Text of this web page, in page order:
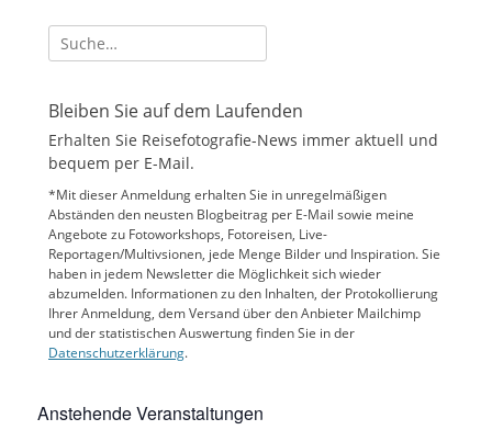
Suche
nach:
Bleiben Sie auf dem Laufenden
Erhalten Sie Reisefotografie-News immer aktuell und
bequem per E-Mail.
*Mit dieser Anmeldung erhalten Sie in unregelmäßigen
Abständen den neusten Blogbeitrag per E-Mail sowie meine
Angebote zu Fotoworkshops, Fotoreisen, Live-
Reportagen/Multivsionen, jede Menge Bilder und Inspiration. Sie
haben in jedem Newsletter die Möglichkeit sich wieder
abzumelden. Informationen zu den Inhalten, der Protokollierung
Ihrer Anmeldung, dem Versand über den Anbieter Mailchimp
und der statistischen Auswertung finden Sie in der
Datenschutzerklärung.
Anstehende Veranstaltungen